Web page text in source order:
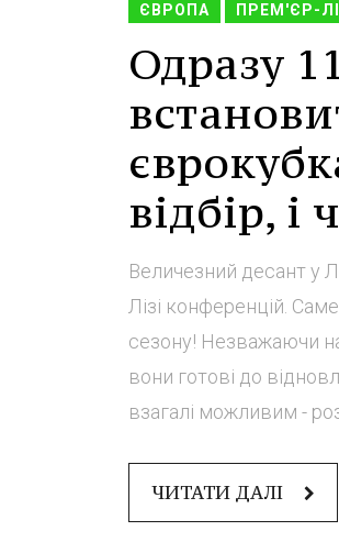
ЄВРОПА ПРЕМ'ЄР-
Одразу
відбір, і
Величезний десант у
Лізі конференцій.
сезону! Незважаючи
вони готові до
взагалі можливим -
ЧИТАТИ ДАЛІ